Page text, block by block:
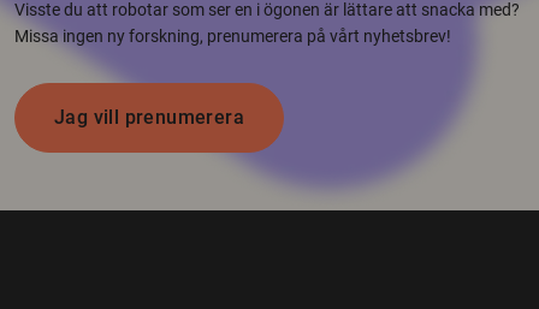
Visste du att robotar som ser en i ögonen är lättare att snacka med?
Missa ingen ny forskning, prenumerera på vårt nyhetsbrev!
Jag vill prenumerera